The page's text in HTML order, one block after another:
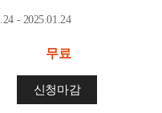
- 2025.01.24
무료
신청마감